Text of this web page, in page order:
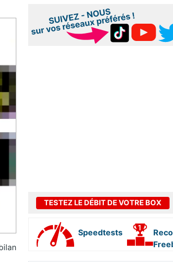
TESTEZ LE DÉBIT DE VOTRE BOX
Speedtests